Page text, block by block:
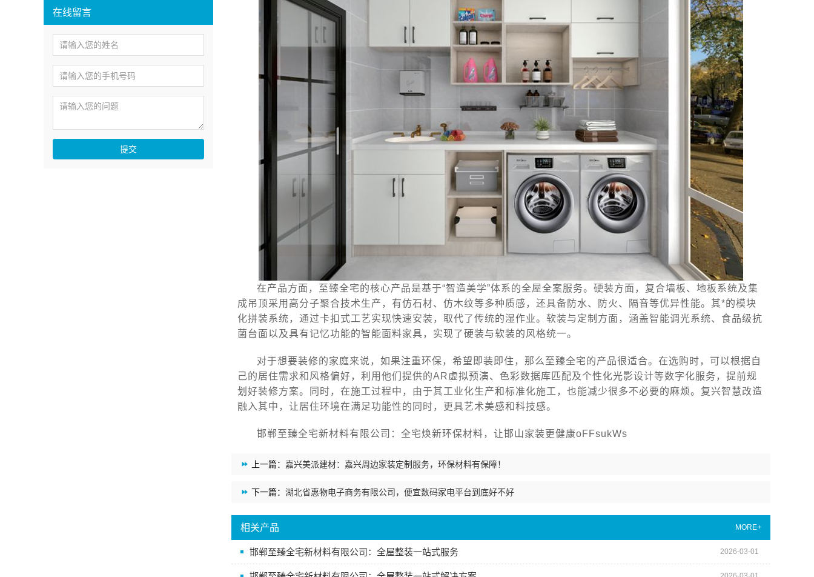
在线留言
提交
在产品方面，至臻全宅的核心产品是基于“智造美学”体系的全屋全案服务。硬装方面，复合墙板、地板系统及集
成吊顶采用高分子聚合技术生产，有仿石材、仿木纹等多种质感，还具备防水、防火、隔音等优异性能。其*的模块
化拼装系统，通过卡扣式工艺实现快速安装，取代了传统的湿作业。软装与定制方面，涵盖智能调光系统、食品级抗
菌台面以及具有记忆功能的智能面料家具，实现了硬装与软装的风格统一。
对于想要装修的家庭来说，如果注重环保，希望即装即住，那么至臻全宅的产品很适合。在选购时，可以根据自
己的居住需求和风格偏好，利用他们提供的AR虚拟预演、色彩数据库匹配及个性化光影设计等数字化服务，提前规
划好装修方案。同时，在施工过程中，由于其工业化生产和标准化施工，也能减少很多不必要的麻烦。复兴智慧改造
融入其中，让居住环境在满足功能性的同时，更具艺术美感和科技感。
邯郸至臻全宅新材料有限公司：全宅焕新环保材料，让邯山家装更健康oFFsukWs
上一篇： 嘉兴美派建材：嘉兴周边家装定制服务，环保材料有保障！
下一篇： 湖北省惠物电子商务有限公司，便宜数码家电平台到底好不好
相关产品 MORE+
邯郸至臻全宅新材料有限公司：全屋整装一站式服务 2026-03-01